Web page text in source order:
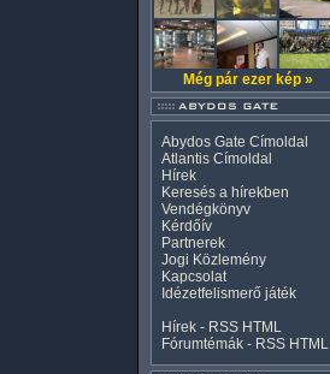
Még pár ezer kép »
Abydos Gate Címoldal
Atlantis Címoldal
Hírek
Keresés a hírekben
Vendégkönyv
Kérdőív
Partnerek
Jogi Közlemény
Kapcsolat
Idézetfelismerő játék
Hírek - RSS HTML
Fórumtémák - RSS HTML